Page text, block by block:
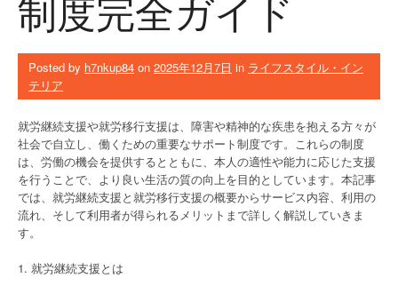
制度完全ガイド
Posted by h7nkup84 on 2025年12月7日 in ライフスタイル・イン
テリア
就労継続支援や就労移行支援は、障害や精神的な疾患を抱える方々が
社会で自立し、働くための重要なサポート制度です。これらの制度
は、労働の機会を提供するとともに、本人の適性や能力に応じた支援
を行うことで、より良い生活の質の向上を目的としています。本記事
では、就労継続支援と就労移行支援の概要からサービス内容、利用の
流れ、そして利用者が得られるメリットまで詳しく解説していきま
す。
1. 就労継続支援とは